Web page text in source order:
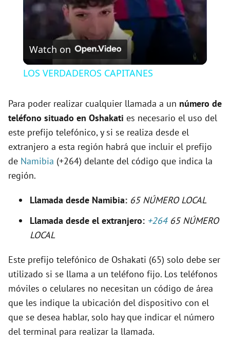
y
V
i
d
e
o
Watch on
LOS VERDADEROS CAPITANES
Para poder realizar cualquier llamada a un número de
teléfono situado en Oshakati es necesario el uso del
este prefijo telefónico, y si se realiza desde el
extranjero a esta región habrá que incluir el prefijo
de Namibia (+264) delante del código que indica la
región.
Llamada desde Namibia: 65 NÚMERO LOCAL
Llamada desde el extranjero: +26465 NÚMERO
LOCAL
Este prefijo telefónico de Oshakati (65) solo debe ser
utilizado si se llama a un teléfono fijo. Los teléfonos
móviles o celulares no necesitan un código de área
que les indique la ubicación del dispositivo con el
que se desea hablar, solo hay que indicar el número
del terminal para realizar la llamada.